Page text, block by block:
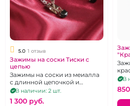
5.0 1 отзыв
Зажимы на соски Тиски с
цепью
Зажимы на соски из меиалла
с длинной цепочкой и
пластиковыми
наконечниками.
В наличии: 2 шт.
1 300 pуб.
В